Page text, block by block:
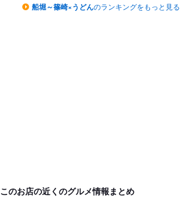
船堀～篠崎×うどんのランキングをもっと見る
このお店の近くのグルメ情報まとめ